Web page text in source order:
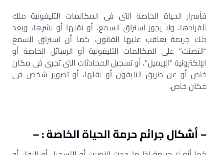
فأسرار الحياة الخاصة التى فى المكالمات التليفونية ملك
لأفرادها، ولا يجوز استراق السمع، أو نقلها أو نشرها، ويعد
ذلك جريمة يعاقب عليها القانون، كما أن استراق السمع
“التصنت” على المكالمات التليفونية أو الرسائل الخاصة أو
الإلكترونية “الإيميل”، أو تسجيل المحادثات التى تجرى فى مكان
خاص أو عن طريق التليفون أو نقلها، أو تصوير شخص فى
مكان خاص.
– أشكال جرائم حرمة الحياة الخاصة : –